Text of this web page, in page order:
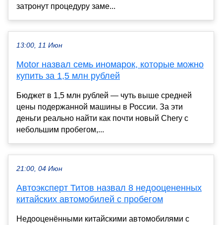
затронут процедуру заме...
13:00, 11 Июн
Motor назвал семь иномарок, которые можно
купить за 1,5 млн рублей
Бюджет в 1,5 млн рублей — чуть выше средней
цены подержанной машины в России. За эти
деньги реально найти как почти новый Chery с
небольшим пробегом,...
21:00, 04 Июн
Автоэксперт Титов назвал 8 недооцененных
китайских автомобилей с пробегом
Недооценёнными китайскими автомобилями с